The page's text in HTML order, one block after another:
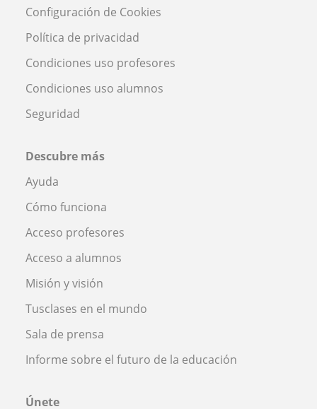
Configuración de Cookies
Política de privacidad
Condiciones uso profesores
Condiciones uso alumnos
Seguridad
Descubre más
Ayuda
Cómo funciona
Acceso profesores
Acceso a alumnos
Misión y visión
Tusclases en el mundo
Sala de prensa
Informe sobre el futuro de la educación
Únete